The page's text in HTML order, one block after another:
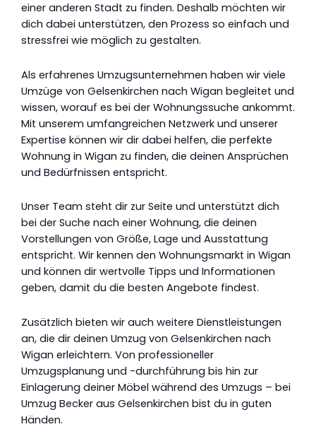
einer anderen Stadt zu finden. Deshalb möchten wir
dich dabei unterstützen, den Prozess so einfach und
stressfrei wie möglich zu gestalten.
Als erfahrenes Umzugsunternehmen haben wir viele
Umzüge von Gelsenkirchen nach Wigan begleitet und
wissen, worauf es bei der Wohnungssuche ankommt.
Mit unserem umfangreichen Netzwerk und unserer
Expertise können wir dir dabei helfen, die perfekte
Wohnung in Wigan zu finden, die deinen Ansprüchen
und Bedürfnissen entspricht.
Unser Team steht dir zur Seite und unterstützt dich
bei der Suche nach einer Wohnung, die deinen
Vorstellungen von Größe, Lage und Ausstattung
entspricht. Wir kennen den Wohnungsmarkt in Wigan
und können dir wertvolle Tipps und Informationen
geben, damit du die besten Angebote findest.
Zusätzlich bieten wir auch weitere Dienstleistungen
an, die dir deinen Umzug von Gelsenkirchen nach
Wigan erleichtern. Von professioneller
Umzugsplanung und -durchführung bis hin zur
Einlagerung deiner Möbel während des Umzugs – bei
Umzug Becker aus Gelsenkirchen bist du in guten
Händen.